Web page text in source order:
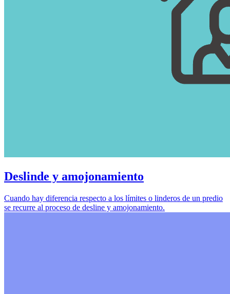
Deslinde y amojonamiento
Cuando hay diferencia respecto a los límites o linderos de un predio
se recurre al proceso de desline y amojonamiento.